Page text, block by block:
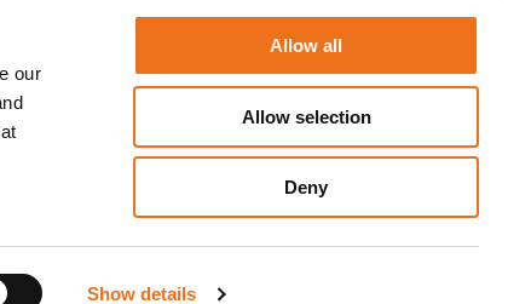
our
Show details
Allow all
Allow selection
Deny